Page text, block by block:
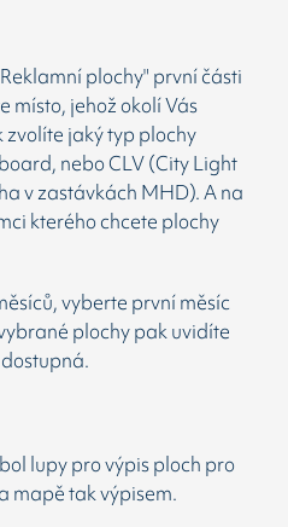
plochy" první části
místo, jehož okolí Vás
jaký typ plochy
nebo CLV (City Light
v zastávkách MHD). A na
kterého chcete plochy
vyberte první měsíc
plochy pak uvidíte
lupy pro výpis ploch pro
mapě tak výpisem.